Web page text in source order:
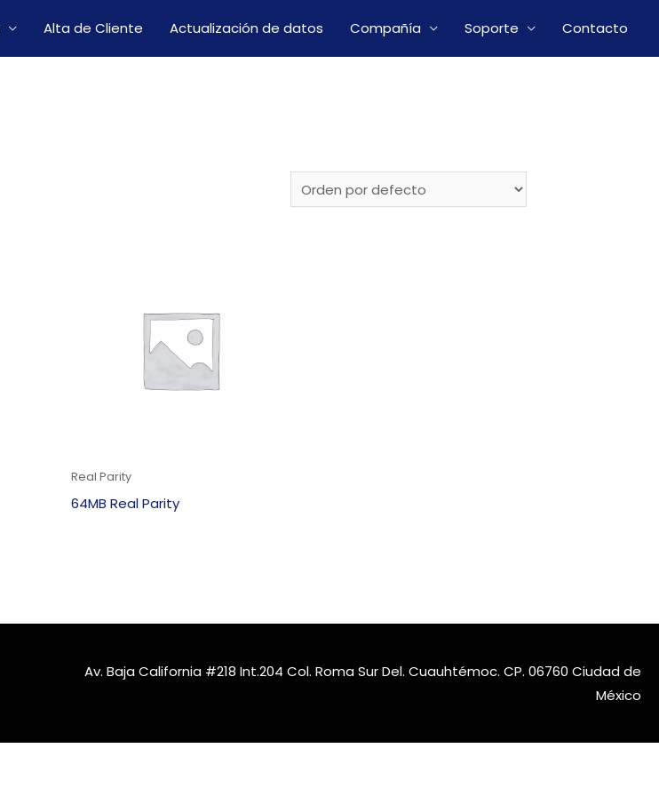
Alta de Cliente Actualización de datos Compañía Soporte Contacto
Real Parity
64MB Real Parity
Av. Baja California #218 Int.204 Col. Roma Sur Del. Cuauhtémoc. CP. 06760 Ciudad de
México